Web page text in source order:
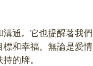
通。它也提醒著我們
和幸福。無論是愛情
的牌。